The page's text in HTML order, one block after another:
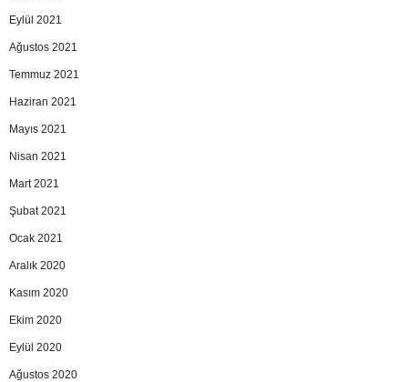
Eylül 2021
Ağustos 2021
Temmuz 2021
Haziran 2021
Mayıs 2021
Nisan 2021
Mart 2021
Şubat 2021
Ocak 2021
Aralık 2020
Kasım 2020
Ekim 2020
Eylül 2020
Ağustos 2020